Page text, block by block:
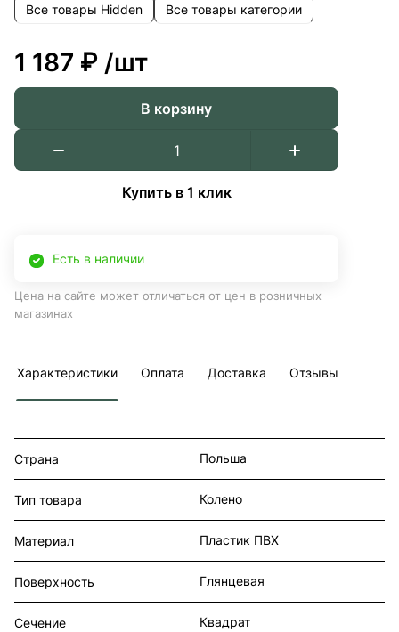
Все товары Hidden Все товары категории
1 187 ₽ /шт
В корзину
Купить в 1 клик
Есть в наличии
Цена на сайте может отличаться от цен в розничных
магазинах
Характеристики Оплата Доставка Отзывы
Страна Польша
Тип товара Колено
Материал Пластик ПВХ
Поверхность Глянцевая
Сечение Квадрат